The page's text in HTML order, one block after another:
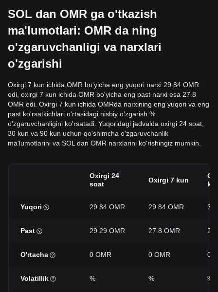
SOL dan OMR ga o'tkazish
ma'lumotlari: OMR da ning
o'zgaruvchanligi va narxlari
o'zgarishi
Oxirgi 7 kun ichida OMR bo'yicha eng yuqori narxi 29.84 OMR
edi, oxirgi 7 kun ichida OMR bo'yicha eng past narxi esa 27.8
OMR edi. Oxirgi 7 kun ichida OMRda narxining eng yuqori va eng
past ko'rsatkichlari o'rtasidagi nisbiy o'zgarish %
o'zgaruvchanligini ko'rsatadi. Yuqoridagi jadvalda oxirgi 24 soat,
30 kun va 90 kun uchun qo'shimcha o'zgaruvchanlik
ma'lumotlarini va SOL dan OMR narxlarini ko'rishingiz mumkin.
Oxirgi 24
soat
Oxirgi 7 kun
Yuqori 29.84 OMR 29.84 OMR
Past 29.29 OMR 27.8 OMR
O'rtacha 0 OMR 0 OMR 0
Volatillik % % %